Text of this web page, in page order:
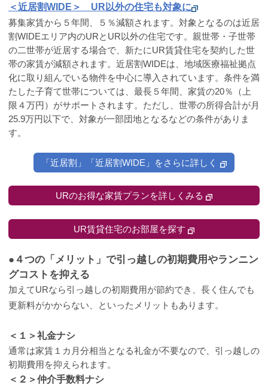
＜近居割WIDE＞ UR以外の住宅も対象に
募集家賃から５年間、５％減額されます。対象となるのは近居
割WIDEエリア内のURとUR以外の住宅です。親世帯・子世帯
の二世帯が近居する場合で、新たにUR賃貸住宅を契約した世
帯の家賃が減額されます。近居割WIDEは、地域医療福祉拠点
化に取り組んでいる物件を中心に導入されています。条件を満
たした子育て世帯については、最長５年間、家賃の20％（上
限４万円）がサポートされます。ただし、世帯の所得合計が月
25.9万円以下で、対象が一部団地となるなどの条件がありま
す。
「近居割」「近居割WIDE」をさらに詳しく
URのお得な家賃プランを詳しくみる
UR賃貸住宅のお部屋を探す
●４つの「メリット」で引っ越しの初期費用やランニン
グコストを抑える
加えてURなら引っ越しの初期費用が節約でき、長く住んでも
更新料がかからない、といったメリットもあります。
＜１＞礼金ナシ
通常は家賃１カ月分相当となる礼金が不要なので、引っ越しの
初期費用を抑えられます。
＜２＞仲介手数料ナシ